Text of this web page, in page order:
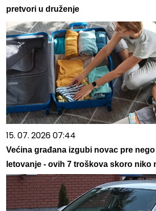
pretvori u druženje
15. 07. 2026 07:44
Većina građana izgubi novac pre
letovanje - ovih 7 troškova skoro niko